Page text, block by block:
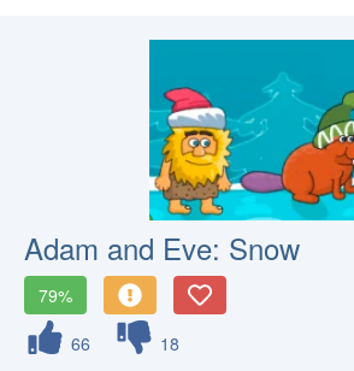
Adam and Eve: Snow
79%
66
18